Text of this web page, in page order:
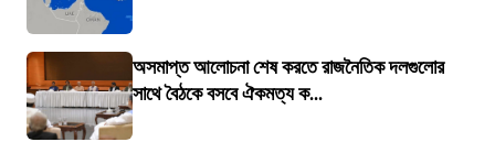
অসমাপ্ত আলোচনা শেষ করতে রাজনৈতিক দলগুলোর
সাথে বৈঠকে বসবে ঐকমত্য ক...